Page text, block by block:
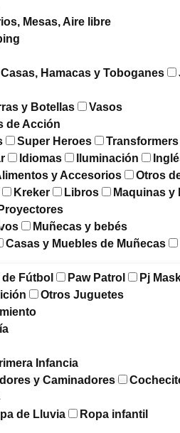
Mesas, Aire libre
Casas, Hamacas y Toboganes
y Botellas
Vasos
de Acción
Super Heroes Transformers
Idiomas Iluminación
y Accesorios
Otros
Kreker Libros Maquinas y
Proyectores
Muñecas y bebés
Casas y Muebles de Muñecas
Fútbol Paw Patrol Pj
Otros Juguetes
Infancia
y Caminadores
de Lluvia
Ropa infantil